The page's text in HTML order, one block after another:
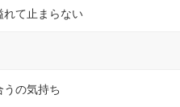
れて止まらない
うの気持ち